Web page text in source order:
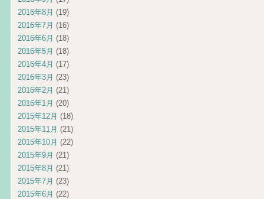
2016年8月 (19)
2016年7月 (16)
2016年6月 (18)
2016年5月 (18)
2016年4月 (17)
2016年3月 (23)
2016年2月 (21)
2016年1月 (20)
2015年12月 (18)
2015年11月 (21)
2015年10月 (22)
2015年9月 (21)
2015年8月 (21)
2015年7月 (23)
2015年6月 (22)